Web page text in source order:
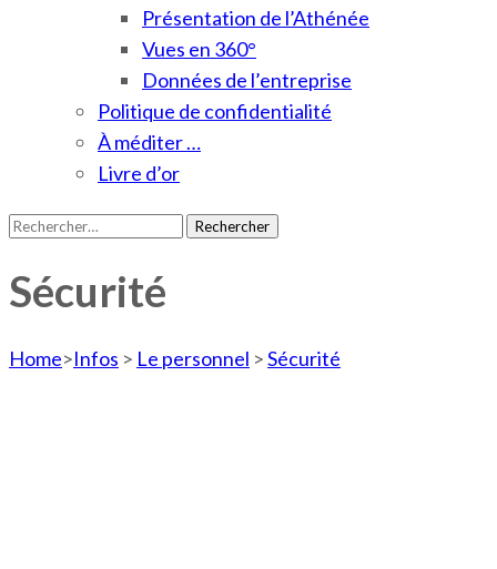
Présentation de l’Athénée
Vues en 360°
Données de l’entreprise
Politique de confidentialité
À méditer …
Livre d’or
Rechercher :
Sécurité
Home>Infos > Le personnel >Sécurité